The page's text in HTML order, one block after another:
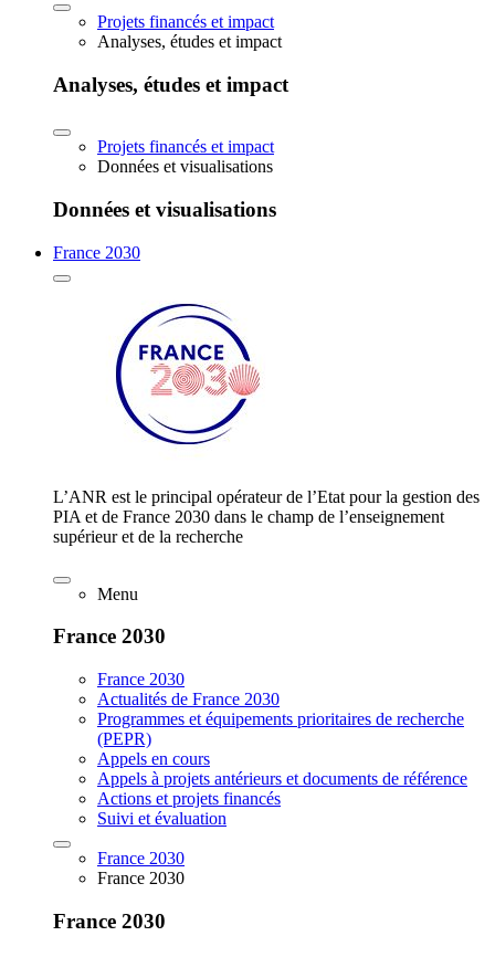
Projets financés et impact
Analyses, études et impact
Analyses, études et impact
Projets financés et impact
Données et visualisations
Données et visualisations
France 2030
L’ANR est le principal opérateur de l’Etat pour la gestion des
PIA et de France 2030 dans le champ de l’enseignement
supérieur et de la recherche
Menu
France 2030
France 2030
Actualités de France 2030
Programmes et équipements prioritaires de recherche
(PEPR)
Appels en cours
Appels à projets antérieurs et documents de référence
Actions et projets financés
Suivi et évaluation
France 2030
France 2030
France 2030